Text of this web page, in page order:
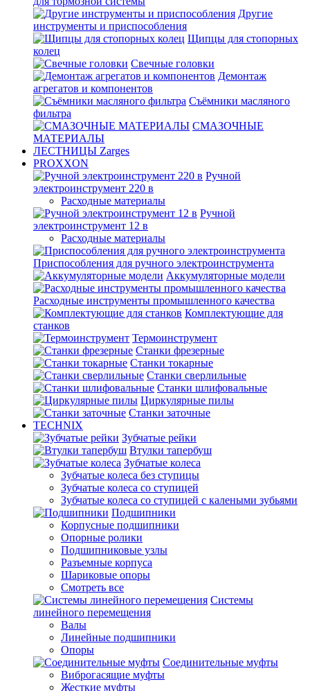
Другие
инструменты и приспособления
Щипцы для стопорных
колец
Свечные головки
Демонтаж
агрегатов и компонентов
Съёмники масляного
фильтра
СМАЗОЧНЫЕ
МАТЕРИАЛЫ
ЛЕСТНИЦЫ Zarges
PROXXON
Ручной
электроинструмент 220 в
Расходные материалы
Ручной
электроинструмент 12 в
Расходные материалы
Приспособления для ручного электроинструмента
Аккумуляторные модели
Расходные инструменты промышленного качества
Комплектующие для
станков
Термоинструмент
Станки фрезерные
Станки токарные
Станки сверлильные
Станки шлифовальные
Циркулярные пилы
Станки заточные
TECHNIX
Зубчатые рейки
Втулки тапербуш
Зубчатые колеса
Зубчатые колеса без ступицы
Зубчатые колеса со ступицей
Зубчатые колеса со ступицей с калеными зубьями
Подшипники
Корпусные подшипники
Опорные ролики
Подшипниковые узлы
Разъемные корпуса
Шариковые опоры
Смотреть все
Системы
линейного перемещения
Валы
Линейные подшипники
Опоры
Соединительные муфты
Виброгасящие муфты
Жесткие муфты